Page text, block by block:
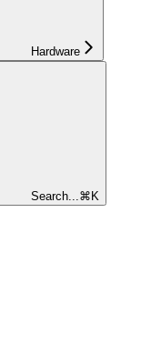
Hardware
Search...⌘ K